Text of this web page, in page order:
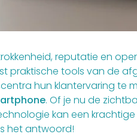
reputatie en
praktische tools van de
hun klantervaring te
. Of je nu de
kan een
het antwoord!